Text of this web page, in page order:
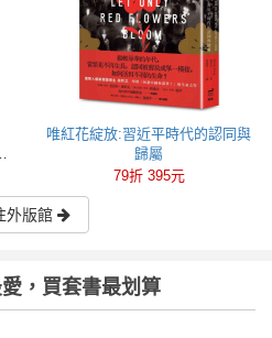
唯紅花綻放:習近平時代的認同與
歸屬
79折 395元
外版館
，買套書最划算